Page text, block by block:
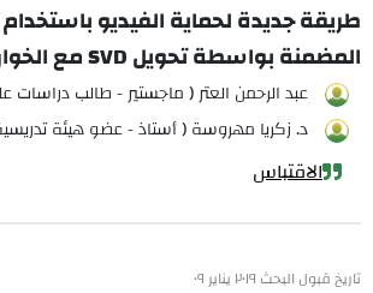
طريقة جديدة لحماية الفيديو باستخدام
المضمنة بواسطة تحويل SVD مع الخوارزمية الجينية
عبد الرحمن العتر ( ماجستير - طالب دراسات
د. زكريا مهروسة ( أستاذ - عضو هيئة
الاقتباس
تاريخ قبول البحث ٢٠١٩ يناير ٠٩